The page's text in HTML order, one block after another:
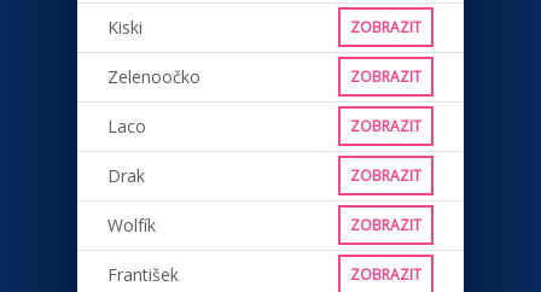
Kiski ZOBRAZIT
Zelenoočko ZOBRAZIT
Laco ZOBRAZIT
Drak ZOBRAZIT
Wolfík ZOBRAZIT
František ZOBRAZIT